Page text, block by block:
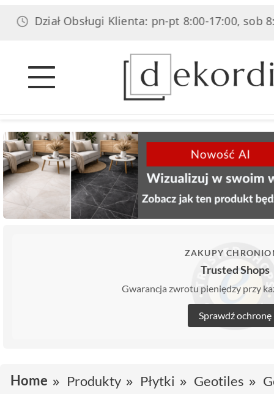
Obsługi Klienta: pn-pt 8:00-17:00, sob 8:00-
ZAKUPY
Trusted Shops
Gwarancja zwrotu pieniędzy przy
Sprawdź ochronę
Home Produkty Płytki Geotiles